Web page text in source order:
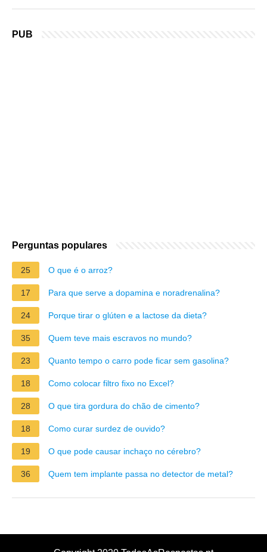
PUB
Perguntas populares
25 O que é o arroz?
17 Para que serve a dopamina e noradrenalina?
24 Porque tirar o glúten e a lactose da dieta?
35 Quem teve mais escravos no mundo?
23 Quanto tempo o carro pode ficar sem gasolina?
18 Como colocar filtro fixo no Excel?
28 O que tira gordura do chão de cimento?
18 Como curar surdez de ouvido?
19 O que pode causar inchaço no cérebro?
36 Quem tem implante passa no detector de metal?